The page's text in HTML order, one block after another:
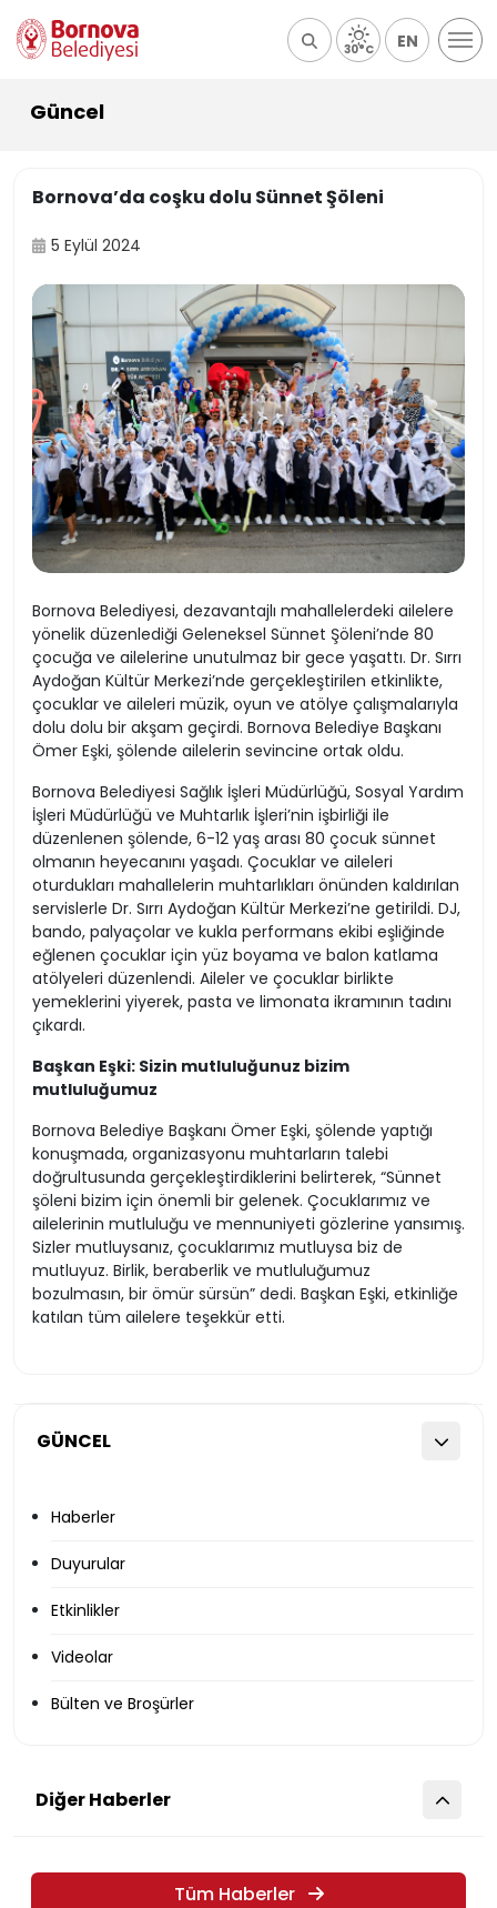
30°C EN
Güncel
GÜNCEL
Haberler
Duyurular
Etkinlikler
Videolar
Bülten ve Broşürler
Bornova’da coşku dolu Sünnet Şöleni
5 Eylül 2024
Bornova Belediyesi, dezavantajlı mahallelerdeki ailelere
yönelik düzenlediği Geleneksel Sünnet Şöleni’nde 80
çocuğa ve ailelerine unutulmaz bir gece yaşattı. Dr. Sırrı
Aydoğan Kültür Merkezi’nde gerçekleştirilen etkinlikte,
çocuklar ve aileleri müzik, oyun ve atölye çalışmalarıyla
dolu dolu bir akşam geçirdi. Bornova Belediye Başkanı
Ömer Eşki, şölende ailelerin sevincine ortak oldu.
Bornova Belediyesi Sağlık İşleri Müdürlüğü, Sosyal Yardım
İşleri Müdürlüğü ve Muhtarlık İşleri’nin işbirliği ile
düzenlenen şölende, 6-12 yaş arası 80 çocuk sünnet
olmanın heyecanını yaşadı. Çocuklar ve aileleri
oturdukları mahallelerin muhtarlıkları önünden kaldırılan
servislerle Dr. Sırrı Aydoğan Kültür Merkezi’ne getirildi. DJ,
bando, palyaçolar ve kukla performans ekibi eşliğinde
eğlenen çocuklar için yüz boyama ve balon katlama
atölyeleri düzenlendi. Aileler ve çocuklar birlikte
yemeklerini yiyerek, pasta ve limonata ikramının tadını
çıkardı.
Başkan Eşki: Sizin mutluluğunuz bizim
mutluluğumuz
Bornova Belediye Başkanı Ömer Eşki, şölende yaptığı
konuşmada, organizasyonu muhtarların talebi
doğrultusunda gerçekleştirdiklerini belirterek, “Sünnet
şöleni bizim için önemli bir gelenek. Çocuklarımız ve
ailelerinin mutluluğu ve mennuniyeti gözlerine yansımış.
Sizler mutluysanız, çocuklarımız mutluysa biz de
mutluyuz. Birlik, beraberlik ve mutluluğumuz
bozulmasın, bir ömür sürsün” dedi. Başkan Eşki, etkinliğe
katılan tüm ailelere teşekkür etti.
Diğer Haberler
Tüm Haberler